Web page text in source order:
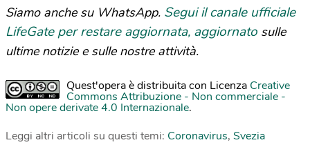
Siamo anche su WhatsApp. Segui il canale ufficiale
LifeGate per restare aggiornata, aggiornato sulle
ultime notizie e sulle nostre attività.
Quest'opera è distribuita con Licenza Creative
Commons Attribuzione - Non commerciale -
Non opere derivate 4.0 Internazionale.
Leggi altri articoli su questi temi: Coronavirus, Svezia